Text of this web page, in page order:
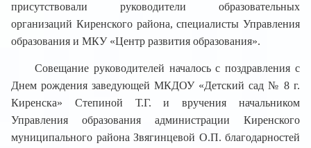
присутствовали руководители образовательных
организаций Киренского района, специалисты Управления
образования и МКУ «Центр развития образования».
Совещание руководителей началось с поздравления с
Днем рождения заведующей МКДОУ «Детский сад № 8 г.
Киренска» Степиной Т.Г. и вручения начальником
Управления образования администрации Киренского
муниципального района Звягинцевой О.П. благодарностей